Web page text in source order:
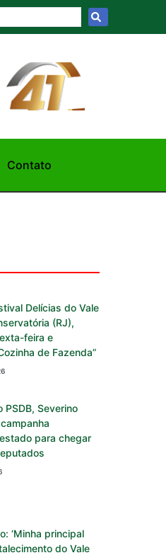
Contato
Delícias do Vale
(RJ),
feira e
de Fazenda”
PSDB, Severino
para chegar
‘Minha principal
do Vale